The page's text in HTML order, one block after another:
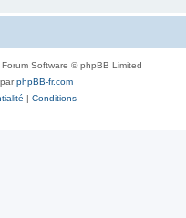
Software © phpBB Limited
phpBB-fr.com
| Conditions